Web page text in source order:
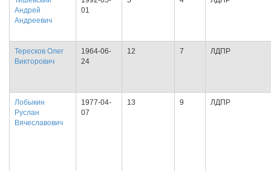
Андрей
Андреевич
01
Тересков Олег
Викторович
1964-06-
24
12 7 ЛДПР
Лобыкин
Руслан
Вячеславович
1977-04-
07
13 9 ЛДПР